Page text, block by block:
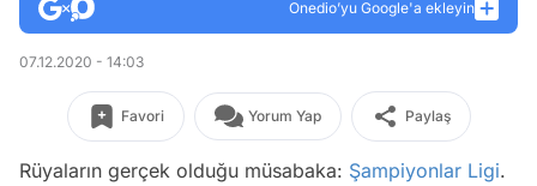
Onedio’yu Google'a ekleyin
07.12.2020 - 14:03
Favori Yorum Yap Paylaş
Rüyaların gerçek olduğu müsabaka: Şampiyonlar Ligi.